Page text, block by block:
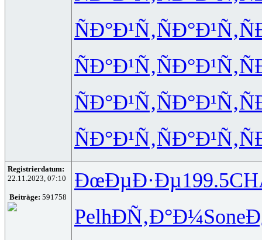
ÑÐ°Ð¹Ñ‚ÑÐ°Ð¹Ñ‚
ÑÐ°Ð¹Ñ‚ÑÐ°Ð¹Ñ‚
ÑÐ°Ð¹Ñ‚ÑÐ°Ð¹Ñ‚
ÑÐ°Ð¹Ñ‚ÑÐ°Ð¹Ñ‚
Registrierdatum:
22.11.2023, 07:10
Beiträge: 591758
ÐœÐµÐ·Ðµ199.5
PelhÐÑ‚Ð°Ð¼Sone